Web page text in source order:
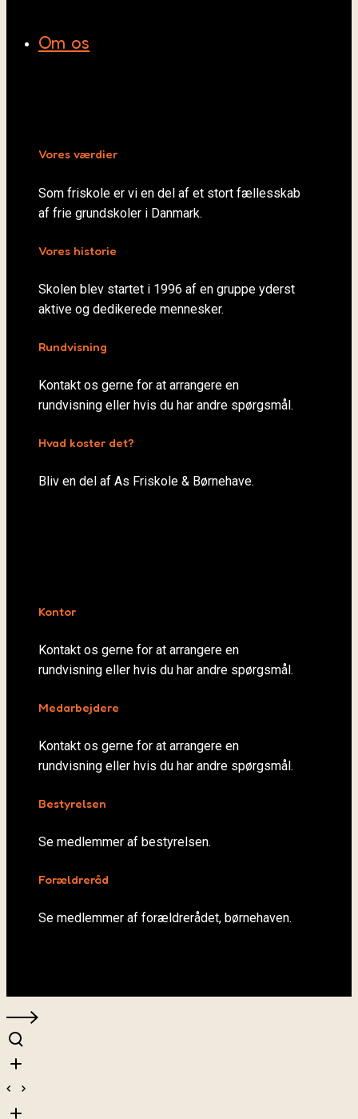
Om os
Vores værdier
Som friskole er vi en del af et stort fællesskab
af frie grundskoler i Danmark.
Vores historie
Skolen blev startet i 1996 af en gruppe yderst
aktive og dedikerede mennesker.
Rundvisning
Kontakt os gerne for at arrangere en
rundvisning eller hvis du har andre spørgsmål.
Hvad koster det?
Bliv en del af As Friskole & Børnehave.
Kontor
Kontakt os gerne for at arrangere en
rundvisning eller hvis du har andre spørgsmål.
Medarbejdere
Kontakt os gerne for at arrangere en
rundvisning eller hvis du har andre spørgsmål.
Bestyrelsen
Se medlemmer af bestyrelsen.
Forældreråd
Se medlemmer af forældrerådet, børnehaven.